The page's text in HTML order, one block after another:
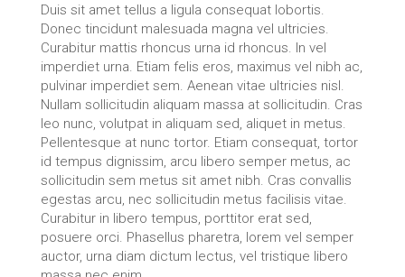
Duis sit amet tellus a ligula consequat lobortis.
Donec tincidunt malesuada magna vel ultricies.
Curabitur mattis rhoncus urna id rhoncus. In vel
imperdiet urna. Etiam felis eros, maximus vel nibh ac,
pulvinar imperdiet sem. Aenean vitae ultricies nisl.
Nullam sollicitudin aliquam massa at sollicitudin. Cras
leo nunc, volutpat in aliquam sed, aliquet in metus.
Pellentesque at nunc tortor. Etiam consequat, tortor
id tempus dignissim, arcu libero semper metus, ac
sollicitudin sem metus sit amet nibh. Cras convallis
egestas arcu, nec sollicitudin metus facilisis vitae.
Curabitur in libero tempus, porttitor erat sed,
posuere orci. Phasellus pharetra, lorem vel semper
auctor, urna diam dictum lectus, vel tristique libero